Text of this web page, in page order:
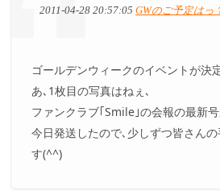
2011-04-28 20:57:05 GWのご予定はっ
ゴールデンウィークのイベントが決
あ､1枚目の写真はねぇ､
ファンクラブ｢Smile｣の会報の最新
今日発送したので､少しずつ皆さん
す(^^)